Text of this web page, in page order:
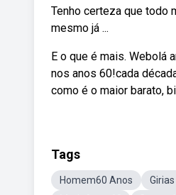
Tenho certeza que todo
mesmo já ...
E o que é mais. Webolá
nos anos 60!cada
como é o maior barato,
Tags
Homem60 Anos